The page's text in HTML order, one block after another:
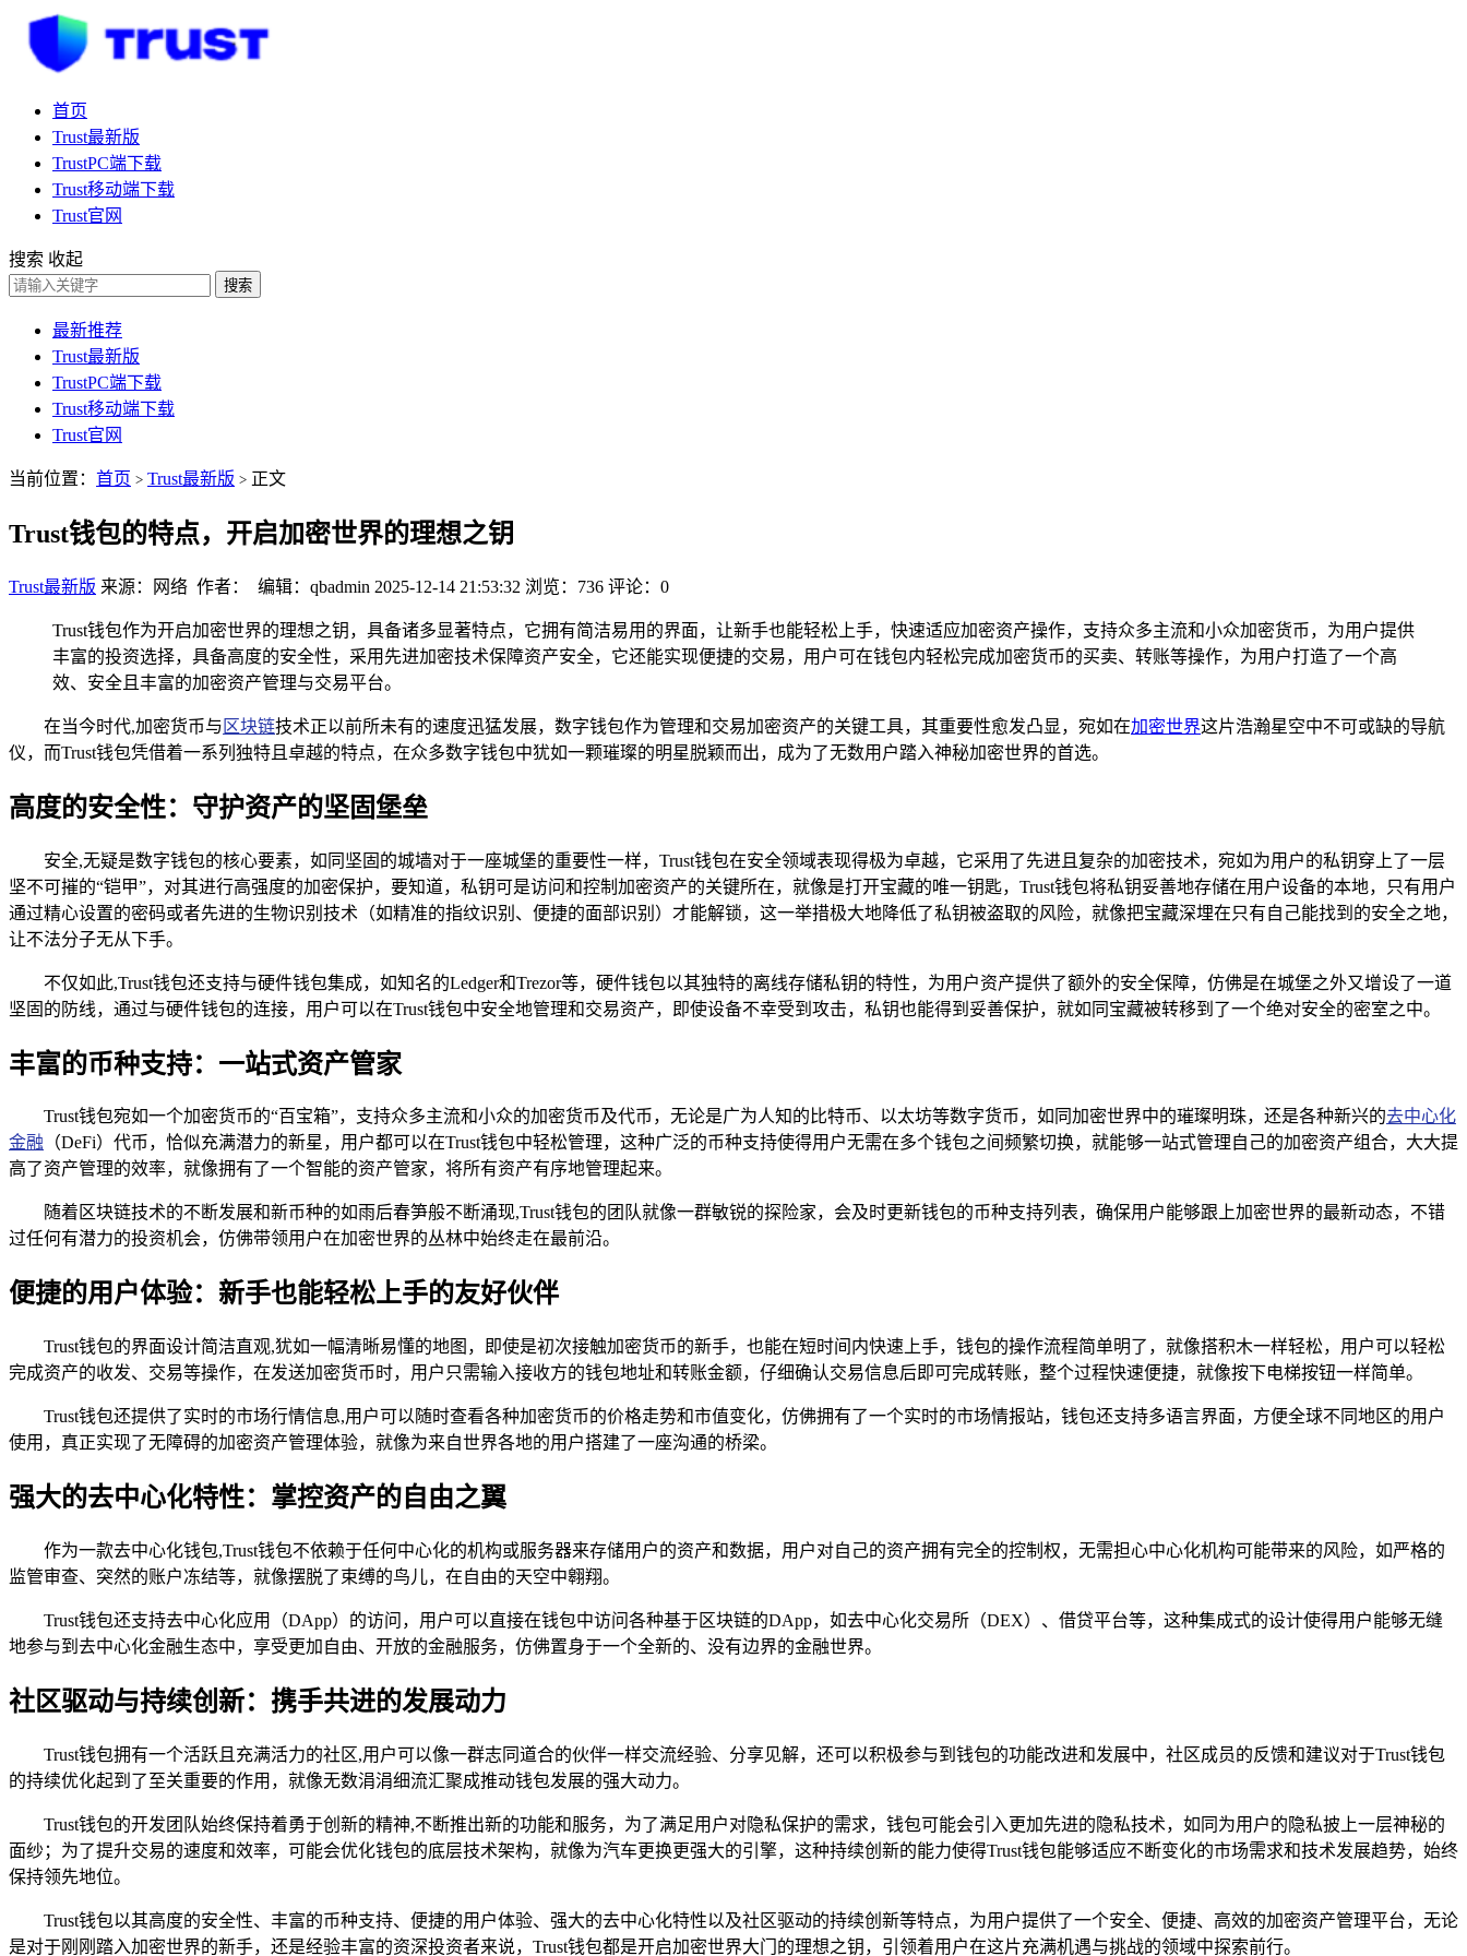
首页
Trust最新版
TrustPC端下载
Trust移动端下载
Trust官网
搜索 收起
搜索
最新推荐
Trust最新版
TrustPC端下载
Trust移动端下载
Trust官网
当前位置： 首页 > Trust最新版 > 正文
Trust钱包的特点，开启加密世界的理想之钥
Trust最新版 来源：网络 作者： 编辑：qbadmin 2025-12-14 21:53:32 浏览：736 评论：0
Trust钱包作为开启加密世界的理想之钥，具备诸多显著特点，它拥有简洁易用的界面，让新手也能轻松上手，快速适应加密资产操作，支持众多主流和小众加密货币，为用户提供
丰富的投资选择，具备高度的安全性，采用先进加密技术保障资产安全，它还能实现便捷的交易，用户可在钱包内轻松完成加密货币的买卖、转账等操作，为用户打造了一个高
效、安全且丰富的加密资产管理与交易平台。
在当今时代,加密货币与 区块链技术正以前所未有的速度迅猛发展，数字钱包作为管理和交易加密资产的关键工具，其重要性愈发凸显，宛如在加密世界这片浩瀚星空中不可或缺的导航
仪，而Trust钱包凭借着一系列独特且卓越的特点，在众多数字钱包中犹如一颗璀璨的明星脱颖而出，成为了无数用户踏入神秘加密世界的首选。
高度的安全性：守护资产的坚固堡垒
安全,无疑是数字钱包的核心要素，如同坚固的城墙对于一座城堡的重要性一样，Trust钱包在安全领域表现得极为卓越，它采用了先进且复杂的加密技术，宛如为用户的私钥穿上了一层
坚不可摧的“铠甲”，对其进行高强度的加密保护，要知道，私钥可是访问和控制加密资产的关键所在，就像是打开宝藏的唯一钥匙，Trust钱包将私钥妥善地存储在用户设备的本地，只有用户
通过精心设置的密码或者先进的生物识别技术（如精准的指纹识别、便捷的面部识别）才能解锁，这一举措极大地降低了私钥被盗取的风险，就像把宝藏深埋在只有自己能找到的安全之地，
让不法分子无从下手。
不仅如此,Trust钱包还支持与硬件钱包集成，如知名的Ledger和Trezor等，硬件钱包以其独特的离线存储私钥的特性，为用户资产提供了额外的安全保障，仿佛是在城堡之外又增设了一道
坚固的防线，通过与硬件钱包的连接，用户可以在Trust钱包中安全地管理和交易资产，即使设备不幸受到攻击，私钥也能得到妥善保护，就如同宝藏被转移到了一个绝对安全的密室之中。
丰富的币种支持：一站式资产管家
Trust钱包宛如一个加密货币的“百宝箱”，支持众多主流和小众的加密货币及代币，无论是广为人知的比特币、以太坊等数字货币，如同加密世界中的璀璨明珠，还是各种新兴的去中心化
金融 （DeFi）代币，恰似充满潜力的新星，用户都可以在Trust钱包中轻松管理，这种广泛的币种支持使得用户无需在多个钱包之间频繁切换，就能够一站式管理自己的加密资产组合，大大提
高了资产管理的效率，就像拥有了一个智能的资产管家，将所有资产有序地管理起来。
随着区块链技术的不断发展和新币种的如雨后春笋般不断涌现,Trust钱包的团队就像一群敏锐的探险家，会及时更新钱包的币种支持列表，确保用户能够跟上加密世界的最新动态，不错
过任何有潜力的投资机会，仿佛带领用户在加密世界的丛林中始终走在最前沿。
便捷的用户体验：新手也能轻松上手的友好伙伴
Trust钱包的界面设计简洁直观,犹如一幅清晰易懂的地图，即使是初次接触加密货币的新手，也能在短时间内快速上手，钱包的操作流程简单明了，就像搭积木一样轻松，用户可以轻松
完成资产的收发、交易等操作，在发送加密货币时，用户只需输入接收方的钱包地址和转账金额，仔细确认交易信息后即可完成转账，整个过程快速便捷，就像按下电梯按钮一样简单。
Trust钱包还提供了实时的市场行情信息,用户可以随时查看各种加密货币的价格走势和市值变化，仿佛拥有了一个实时的市场情报站，钱包还支持多语言界面，方便全球不同地区的用户
使用，真正实现了无障碍的加密资产管理体验，就像为来自世界各地的用户搭建了一座沟通的桥梁。
强大的去中心化特性：掌控资产的自由之翼
作为一款去中心化钱包,Trust钱包不依赖于任何中心化的机构或服务器来存储用户的资产和数据，用户对自己的资产拥有完全的控制权，无需担心中心化机构可能带来的风险，如严格的
监管审查、突然的账户冻结等，就像摆脱了束缚的鸟儿，在自由的天空中翱翔。
Trust钱包还支持去中心化应用（DApp）的访问，用户可以直接在钱包中访问各种基于区块链的DApp，如去中心化交易所（DEX）、借贷平台等，这种集成式的设计使得用户能够无缝
地参与到去中心化金融生态中，享受更加自由、开放的金融服务，仿佛置身于一个全新的、没有边界的金融世界。
社区驱动与持续创新：携手共进的发展动力
Trust钱包拥有一个活跃且充满活力的社区,用户可以像一群志同道合的伙伴一样交流经验、分享见解，还可以积极参与到钱包的功能改进和发展中，社区成员的反馈和建议对于Trust钱包
的持续优化起到了至关重要的作用，就像无数涓涓细流汇聚成推动钱包发展的强大动力。
Trust钱包的开发团队始终保持着勇于创新的精神,不断推出新的功能和服务，为了满足用户对隐私保护的需求，钱包可能会引入更加先进的隐私技术，如同为用户的隐私披上一层神秘的
面纱；为了提升交易的速度和效率，可能会优化钱包的底层技术架构，就像为汽车更换更强大的引擎，这种持续创新的能力使得Trust钱包能够适应不断变化的市场需求和技术发展趋势，始终
保持领先地位。
Trust钱包以其高度的安全性、丰富的币种支持、便捷的用户体验、强大的去中心化特性以及社区驱动的持续创新等特点，为用户提供了一个安全、便捷、高效的加密资产管理平台，无论
是对于刚刚踏入加密世界的新手，还是经验丰富的资深投资者来说，Trust钱包都是开启加密世界大门的理想之钥，引领着用户在这片充满机遇与挑战的领域中探索前行。